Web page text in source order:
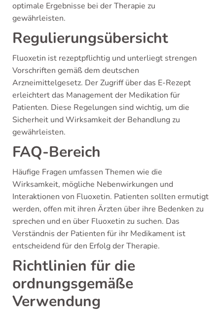
optimale Ergebnisse bei der Therapie zu
gewährleisten.
Regulierungsübersicht
Fluoxetin ist rezeptpflichtig und unterliegt strengen
Vorschriften gemäß dem deutschen
Arzneimittelgesetz. Der Zugriff über das E-Rezept
erleichtert das Management der Medikation für
Patienten. Diese Regelungen sind wichtig, um die
Sicherheit und Wirksamkeit der Behandlung zu
gewährleisten.
FAQ-Bereich
Häufige Fragen umfassen Themen wie die
Wirksamkeit, mögliche Nebenwirkungen und
Interaktionen von Fluoxetin. Patienten sollten ermutigt
werden, offen mit ihren Ärzten über ihre Bedenken zu
sprechen und en über Fluoxetin zu suchen. Das
Verständnis der Patienten für ihr Medikament ist
entscheidend für den Erfolg der Therapie.
Richtlinien für die
ordnungsgemäße
Verwendung